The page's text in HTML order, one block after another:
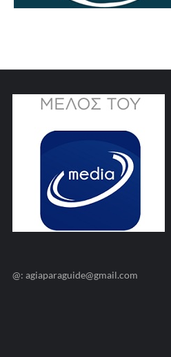
@: agiaparaguide@gmail.com